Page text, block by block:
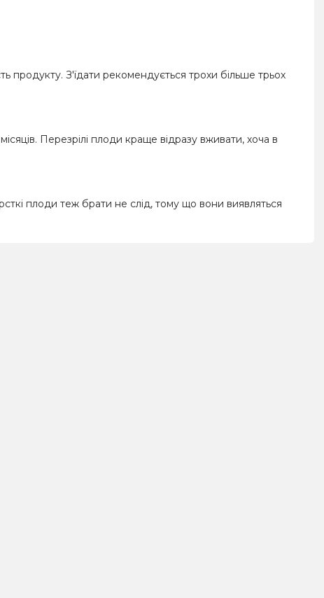
продукту. З'їдати рекомендується трохи більше трьох
Перезрілі плоди краще відразу вживати, хоча в
плоди теж брати не слід, тому що вони виявляться